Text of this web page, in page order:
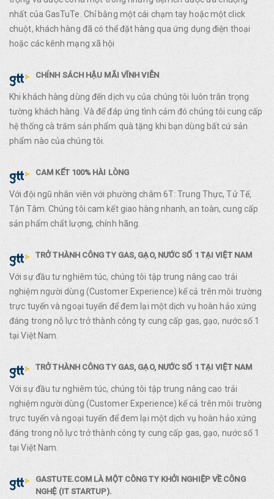
nhất của GasTuTe. Chỉ bằng một cái chạm tay hoặc một click
chuột, khách hàng đã có thể đặt hàng qua ứng dụng điện thoại
hoặc các kênh mạng xã hội
CHÍNH SÁCH HẬU MÃI VĨNH VIỄN
Khi khách hàng dùng đến dịch vụ của chúng tôi luôn trân trọng
tường khách hàng. Và để đáp ứng tình cảm đó chúng tôi cung cấp
hệ thống cà trăm sản phẩm quà tặng khi bạn dùng bất cứ sản
phẩm nào của chúng tôi.
CAM KẾT 100% HÀI LÒNG
Với đội ngũ nhân viên với phường châm 6T: Trung Thực, Tử Tế,
Tận Tâm. Chúng tôi cam kết giao hàng nhanh, an toàn, cung cấp
sản phẩm chất lượng, chính hãng.
TRỞ THÀNH CÔNG TY GAS, GẠO, NƯỚC SỐ 1 TẠI VIỆT NAM
Với sự đầu tư nghiêm túc, chúng tôi tập trung nâng cao trải
nghiệm người dùng (Customer Experience) kể cả trên môi trường
trực tuyến và ngoại tuyến để đem lại một dịch vụ hoàn hảo xứng
đáng trong nỗ lực trở thành công ty cung cấp gas, gạo, nước số 1
tại Việt Nam.
TRỞ THÀNH CÔNG TY GAS, GẠO, NƯỚC SỐ 1 TẠI VIỆT NAM
Với sự đầu tư nghiêm túc, chúng tôi tập trung nâng cao trải
nghiệm người dùng (Customer Experience) kể cả trên môi trường
trực tuyến và ngoại tuyến để đem lại một dịch vụ hoàn hảo xứng
đáng trong nỗ lực trở thành công ty cung cấp gas, gạo, nước số 1
tại Việt Nam.
GASTUTE.COM LÀ MỘT CÔNG TY KHỞI NGHIỆP VỀ CÔNG
NGHỆ (IT STARTUP).